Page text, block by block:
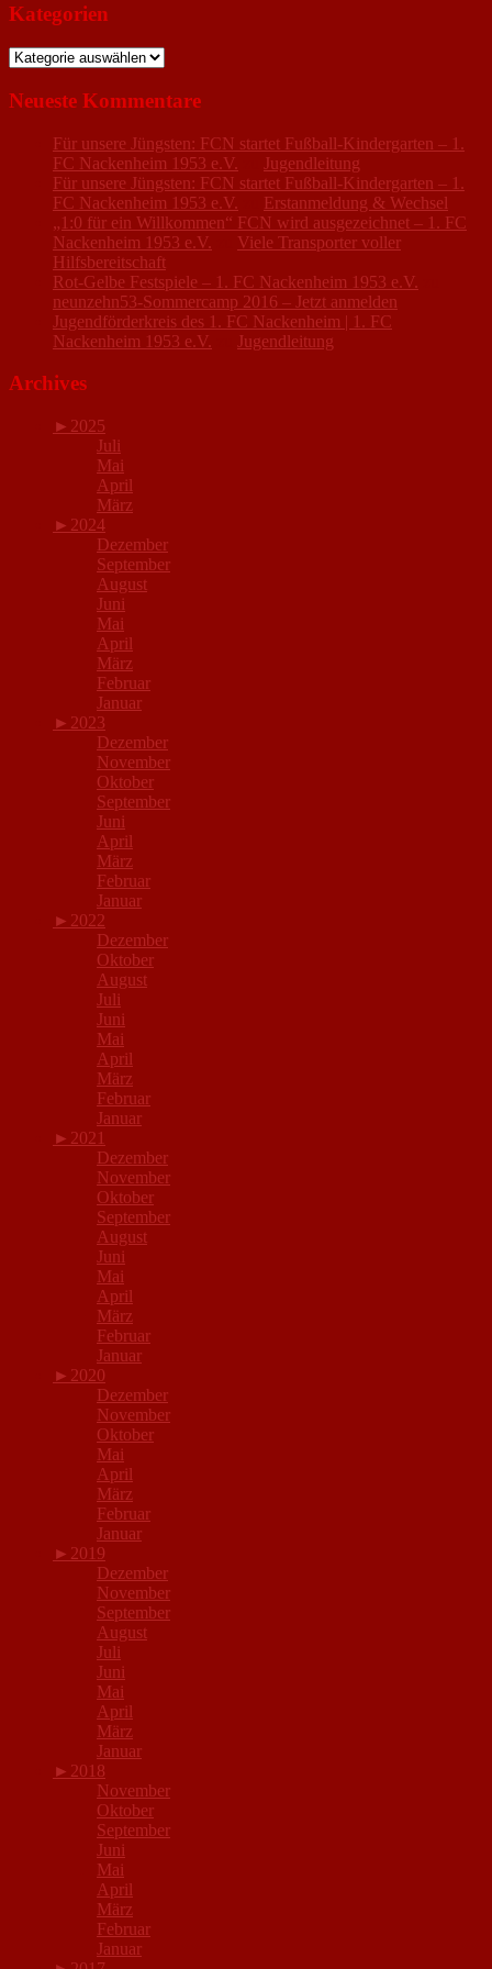
Kategorien
Kategorien
Neueste Kommentare
Für unsere Jüngsten: FCN startet Fußball-Kindergarten – 1.
FC Nackenheim 1953 e.V.
Jugendleitung
Für unsere Jüngsten: FCN startet Fußball-Kindergarten – 1.
FC Nackenheim 1953 e.V.
Erstanmeldung & Wechsel
„1:0 für ein Willkommen“ FCN wird ausgezeichnet – 1. FC
Nackenheim 1953 e.V.
Viele Transporter voller
Hilfsbereitschaft
Rot-Gelbe Festspiele – 1. FC Nackenheim 1953 e.V.
neunzehn53-Sommercamp 2016 – Jetzt anmelden
Jugendförderkreis des 1. FC Nackenheim | 1. FC
Nackenheim 1953 e.V.
Jugendleitung
Archives
► 2025
Juli
Mai
April
März
► 2024
Dezember
September
August
Juni
Mai
April
März
Februar
Januar
► 2023
Dezember
November
Oktober
September
Juni
April
März
Februar
Januar
► 2022
Dezember
Oktober
August
Juli
Juni
Mai
April
März
Februar
Januar
► 2021
Dezember
November
Oktober
September
August
Juni
Mai
April
März
Februar
Januar
► 2020
Dezember
November
Oktober
Mai
April
März
Februar
Januar
► 2019
Dezember
November
September
August
Juli
Juni
Mai
April
März
Januar
► 2018
November
Oktober
September
Juni
Mai
April
März
Februar
Januar